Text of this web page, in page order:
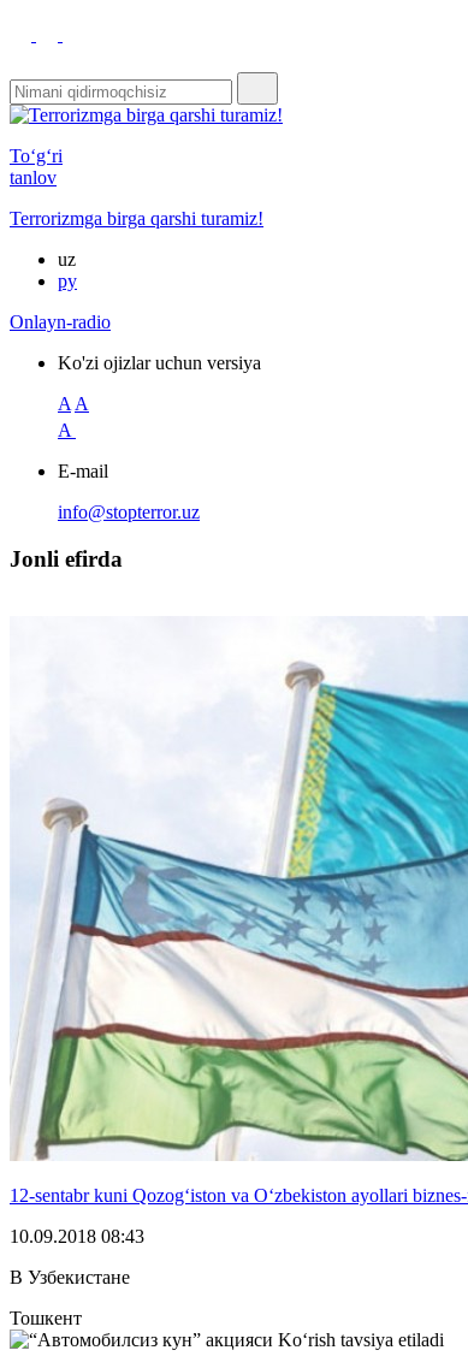
To‘g‘ri
tanlov
Terrorizmga birga qarshi turamiz!
uz
ру
Onlayn-radio
Ko'zi ojizlar uchun versiya
A A
A
E-mail
info@stopterror.uz
Jonli efirda
12-sentabr kuni Qozog‘iston va O‘zbekiston ayollari
10.09.2018 08:43
В Узбекистане
Тошкент
Ko‘rish tavsiya etiladi